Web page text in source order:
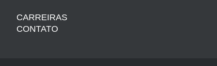
CARREIRAS
CONTATO